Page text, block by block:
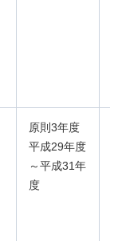
原則3年度
平成29年度
～平成31年
度